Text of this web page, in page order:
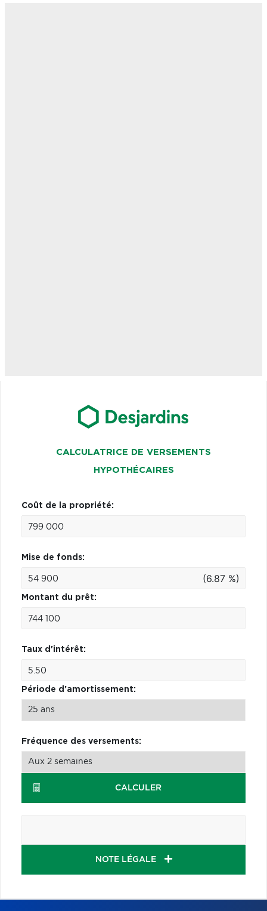
CALCULATRICE DE VERSEMENTS
HYPOTHÉCAIRES
Coût de la propriété:
Mise de fonds:
(6.87 %)
Montant du prêt:
Taux d'intérêt:
Période d'amortissement:
Fréquence des versements:
CALCULER
NOTE LÉGALE